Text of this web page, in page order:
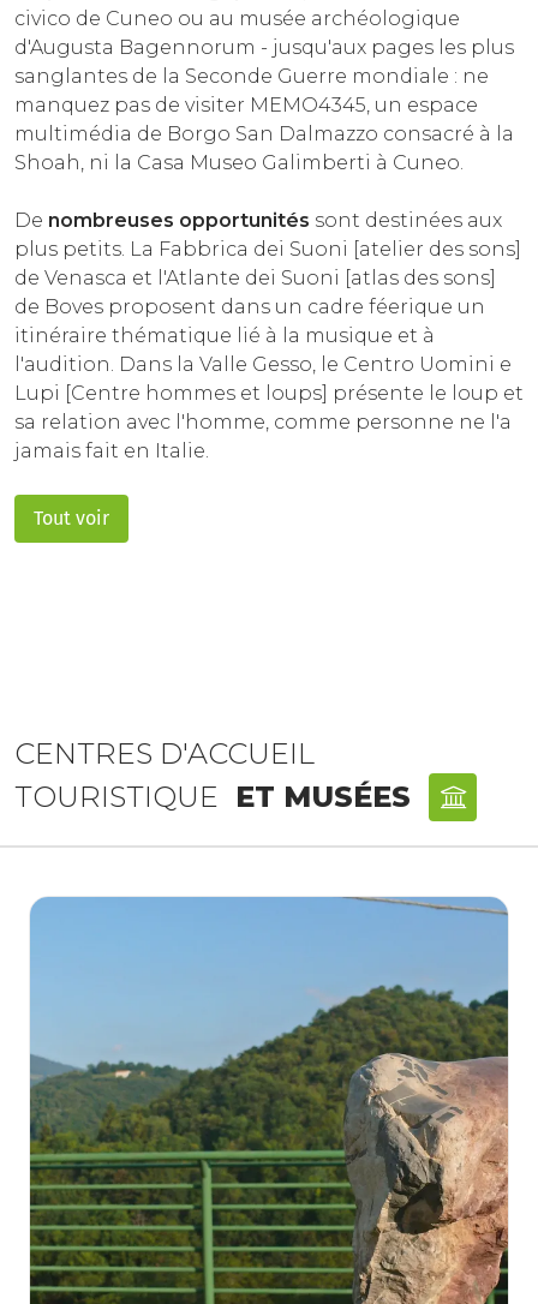
civico de Cuneo ou au musée archéologique
d'Augusta Bagennorum - jusqu'aux pages les plus
sanglantes de la Seconde Guerre mondiale : ne
manquez pas de visiter MEMO4345, un espace
multimédia de Borgo San Dalmazzo consacré à la
Shoah, ni la Casa Museo Galimberti à Cuneo.
De nombreuses opportunités sont destinées aux
plus petits. La Fabbrica dei Suoni [atelier des sons]
de Venasca et l'Atlante dei Suoni [atlas des sons]
de Boves proposent dans un cadre féerique un
itinéraire thématique lié à la musique et à
l'audition. Dans la Valle Gesso, le Centro Uomini e
Lupi [Centre hommes et loups] présente le loup et
sa relation avec l'homme, comme personne ne l'a
jamais fait en Italie.
Tout voir
CENTRES D'ACCUEIL
TOURISTIQUE ET MUSÉES